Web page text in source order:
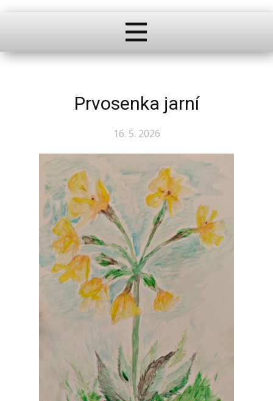
Prvosenka jarní
16. 5. 2026